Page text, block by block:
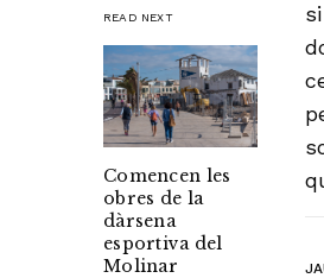
READ NEXT
Comencen les
obres de la
dàrsena
esportiva del
Molinar